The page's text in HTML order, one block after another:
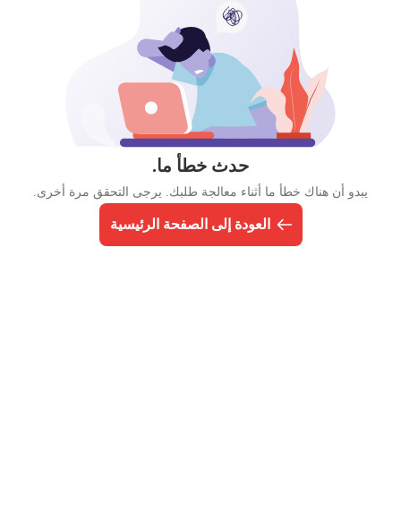
حدث خطأ ما.
يبدو أن هناك خطأ ما أثناء معالجة طلبك. يرجى التحقق مرة أخرى.
العودة إلى الصفحة الرئيسية